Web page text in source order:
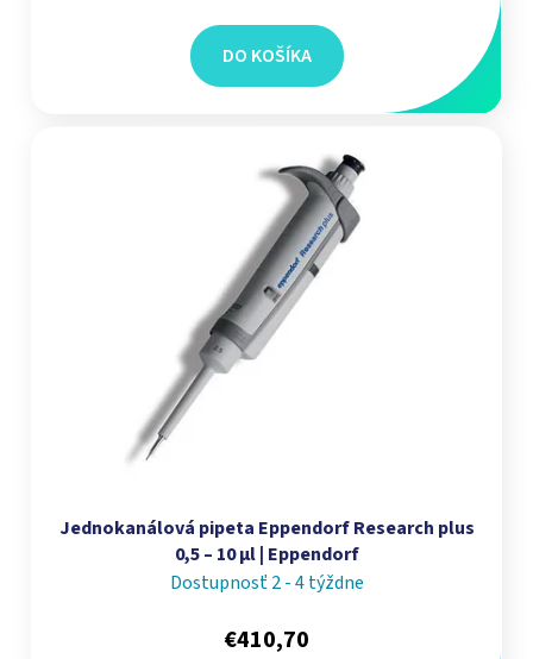
DO KOŠÍKA
Jednokanálová pipeta Eppendorf Research plus
0,5 – 10 µl | Eppendorf
Dostupnosť 2 - 4 týždne
€410,70